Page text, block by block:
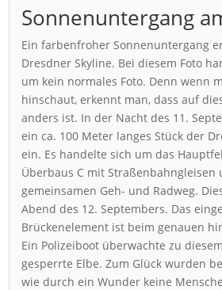
Sonnenuntergang
Ein farbenfroher Sonnenuntergang
Dresdner Skyline. Bei diesem Foto
um kein normales Foto. Denn wenn
hinschaut, erkennt man, dass auf
anders ist. In der Nacht des 11.
ein ca. 100 Meter langes Stück der
ein. Es handelte sich um das
Überbaus C mit Straßenbahngleisen
gemeinsamen Geh- und Radweg.
Abend des 12. Septembers. Das
Brückenelement ist beim genauen
Ein Polizeiboot überwachte zu
gesperrte Elbe. Zum Glück wurden
wie durch ein Wunder keine